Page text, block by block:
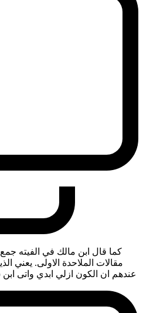
كما قال ابن مالك في الفيته
مقالات الملاحدة الاولى. يعني
عندهم ان الكون ازلي ابدي واتى